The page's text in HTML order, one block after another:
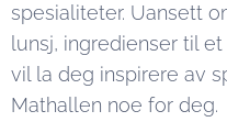
spesialiteter. Uansett
lunsj, ingredienser til
vil la deg inspirere av
Mathallen noe for deg.